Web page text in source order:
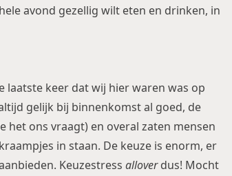
avond gezellig wilt eten en drinken, in
laatste keer dat wij hier waren was op
gelijk bij binnenkomst al goed, de
ons vraagt) en overal zaten mensen
in staan. De keuze is enorm, er
Keuzestress alloverdus! Mocht